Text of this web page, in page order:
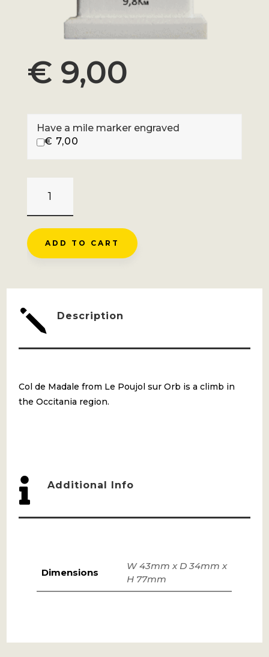
€ 9,00
Have a mile marker engraved
€ 7,00
MADALE
-
LE
SUR
QUANTITY
ADD TO CART
j Description
Col de Madale from Le Poujol sur Orb is a climb in
the Occitania region.
 Additional Info
Dimensions
W 43mm x D 34mm x
H 77mm